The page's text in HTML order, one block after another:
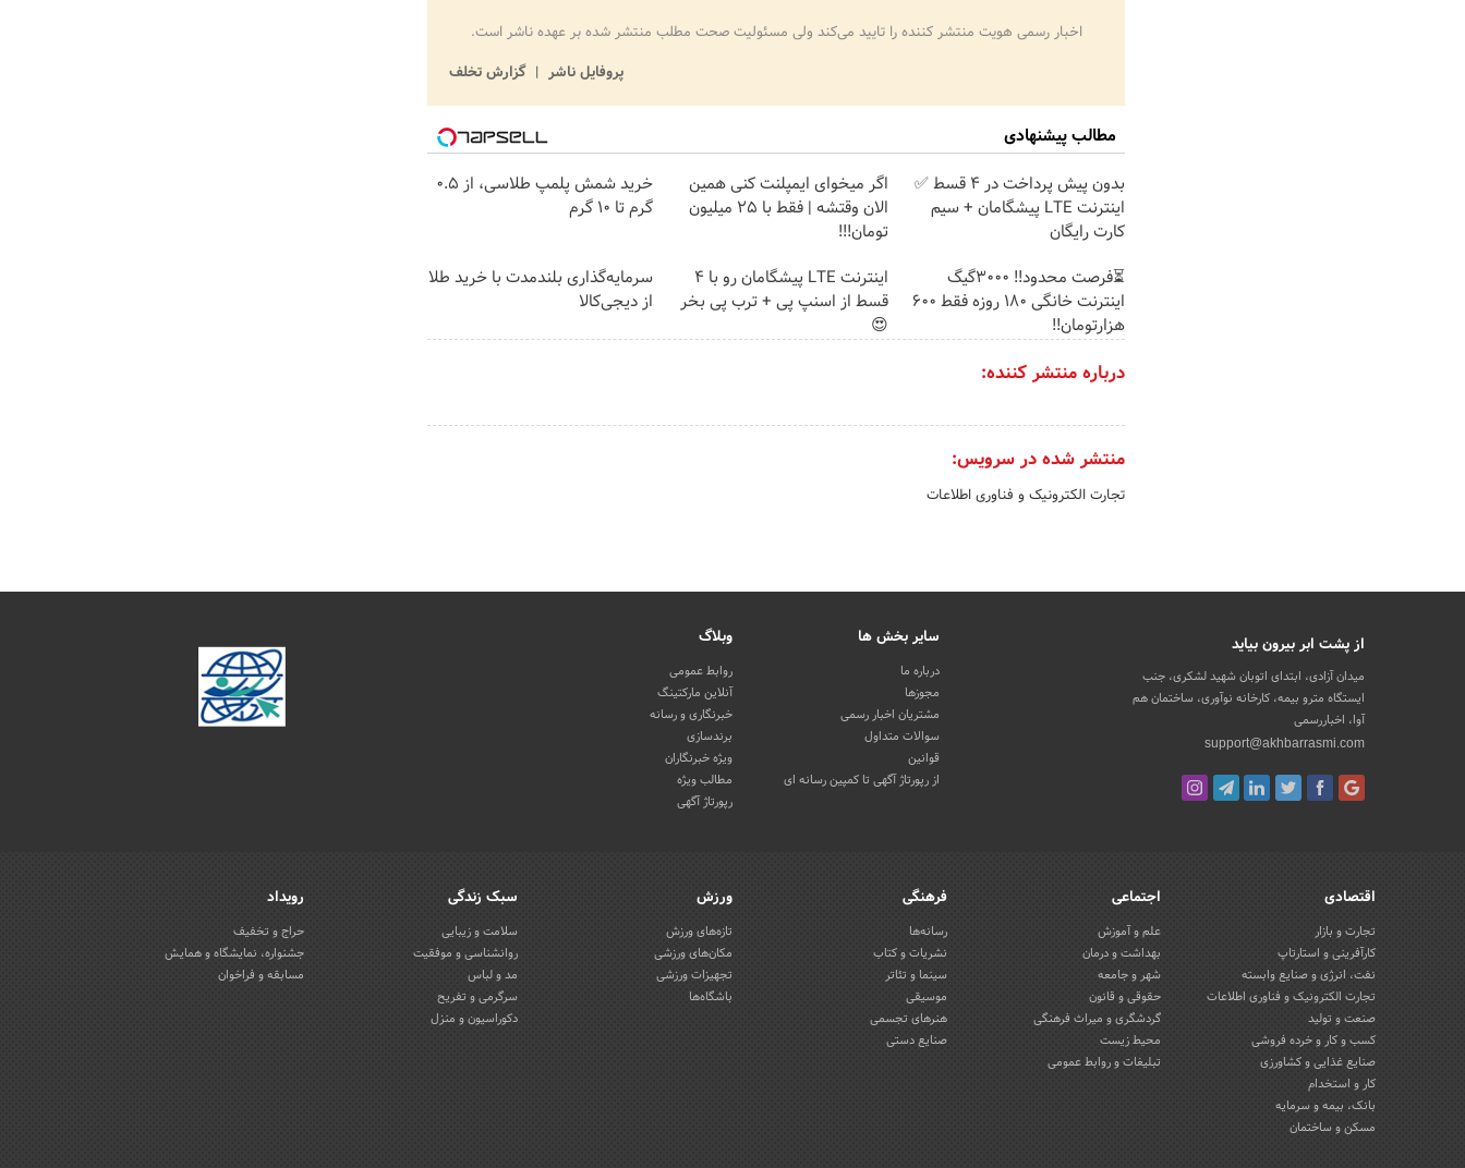
اخبار رسمی هویت منتشر کننده را تایید می‌کند ولی مسئولیت صحت مطلب منتشر شده بر عهده ناشر است.
پروفایل ناشر
گزارش تخلف
مطالب پیشنهادی
بدون پیش پرداخت در 4 قسط ✅
اینترنت LTE پیشگامان + سیم
کارت رایگان
اگر میخوای ایمپلنت کنی همین
الان وقتشه | فقط با ۲۵ میلیون
تومان!!!
خرید شمش پلمپ طلاسی، از ۰.۵
گرم تا ۱۰ گرم
⏳فرصت محدود!! 3000گیگ
اینترنت خانگی 180 روزه فقط 600
هزارتومان!!
اینترنت LTE پیشگامان رو با 4
قسط از اسنپ پی + ترب پی بخر
😍
سرمایه‌گذاری بلندمدت با خرید طلا
از دیجی‌کالا
درباره منتشر کننده:
منتشر شده در سرویس:
تجارت الکترونیک و فناوری اطلاعات
از پشت ابر بیرون بیاید
میدان آزادی، ابتدای اتوبان شهید لشکری، جنب
ایستگاه مترو بیمه، کارخانه نوآوری، ساختمان هم
آوا، اخباررسمی
support@akhbarrasmi.com
سایر بخش ها
درباره ما
مجوزها
مشتریان اخبار رسمی
سوالات متداول
قوانین
از رپورتاژ آگهی تا کمپین رسانه ای
وبلاگ
روابط عمومی
آنلاین مارکتینگ
خبرنگاری و رسانه
برندسازی
ویژه خبرنگاران
مطالب ویژه
رپورتاژ آگهی
اقتصادی
تجارت و بازار
کارآفرینی و استارتاپ
نفت، انرژی و صنایع وابسته
تجارت الکترونیک و فناوری اطلاعات
صنعت و تولید
کسب و کار و خرده فروشی
صنایع غذایی و کشاورزی
کار و استخدام
بانک، بیمه و سرمایه
مسکن و ساختمان
اجتماعی
علم و آموزش
بهداشت و درمان
شهر و جامعه
حقوقی و قانون
گردشگری و میراث فرهنگی
محیط زیست
تبلیغات و روابط عمومی
فرهنگی
رسانه‌ها
نشریات و کتاب
سینما و تئاتر
موسیقی
هنرهای تجسمی
صنایع دستی
ورزش
تازه‌های ورزش
مکان‌های ورزشی
تجهیزات ورزشی
باشگاه‌ها
سبک زندگی
سلامت و زیبایی
روانشناسی و موفقیت
مد و لباس
سرگرمی و تفریح
دکوراسیون و منزل
رویداد
حراج و تخفیف
جشنواره، نمایشگاه و همایش
مسابقه و فراخوان